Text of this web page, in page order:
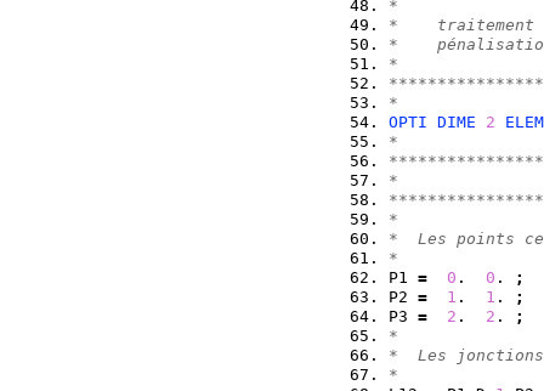
*
*    traitement
*
*
*
OPTI DIME 2
ELEM
*
*
*
*  Les points
*
P1 = 0 . 0 .
;
P2 = 1 . 1 .
;
P3 = 2 . 2 .
;
*
*  Les
*